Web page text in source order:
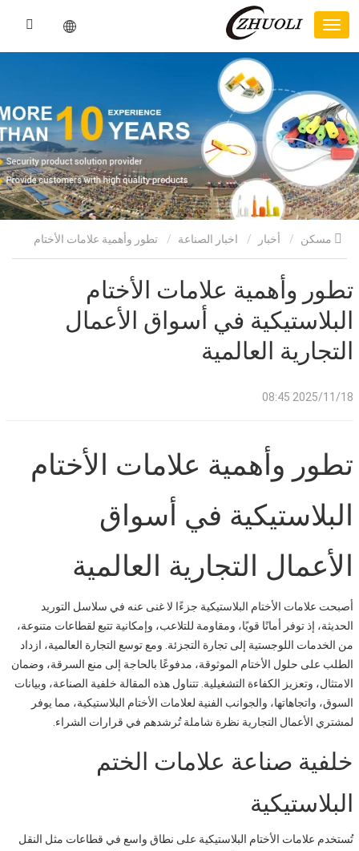
أخبار اخبار الصناعة تطور وأهمية علامات الأختام
البلاستيكية في أسواق الأعمال التجارية العالمية
تطور وأهمية علامات الأختام
البلاستيكية في أسواق الأعمال
التجارية العالمية
2025/11/18 08:45
تطور وأهمية علامات الأختام
البلاستيكية في أسواق
الأعمال التجارية العالمية
أصبحت علامات الأختام البلاستيكية جزءًا لا غنى عنه في سلاسل التوريد
الحديثة، إذ توفر أمانًا قويًا، ومقاومة للتلاعب، وإمكانية تتبع لقطاعات متنوعة،
من الخدمات اللوجستية إلى تجارة التجزئة. ومع توسع التجارة العالمية، ازداد
الطلب على حلول الأختام الموثوقة، مدفوعًا بالحاجة إلى منع السرقة، وضمان
الامتثال، وتعزيز الكفاءة التشغيلية. تتناول هذه المقالة خلفية الصناعة، وبيانات
السوق، واتجاهاتها، والجوانب الفنية لعلامات الأختام البلاستيكية، مما يوفر
لمشتري الأعمال التجارية نظرة شاملة تُرشدهم في قرارات الشراء.
خلفية صناعة علامات الختم
البلاستيكية
تُستخدم علامات الأختام البلاستيكية على نطاق واسع في قطاعات مثل النقل